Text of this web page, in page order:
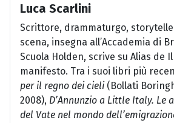
Luca Scarlini
Scrittore, drammaturgo,
scena, insegna all’Accademia di
Scuola Holden, scrive su Alias de Il
manifesto. Tra i suoi libri più
per il regno dei cieli (Bollati
2008), D’Annunzio a Little Italy. Le
del Vate nel mondo